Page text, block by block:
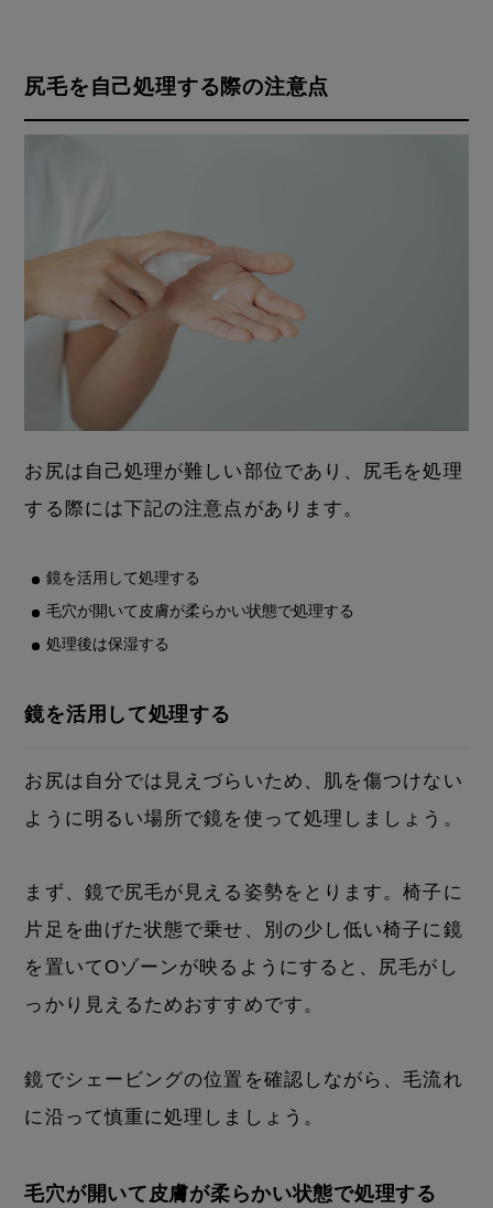
尻毛を自己処理する際の注意点
お尻は自己処理が難しい部位であり、尻毛を処理
する際には下記の注意点があります。
鏡を活用して処理する
毛穴が開いて皮膚が柔らかい状態で処理する
処理後は保湿する
鏡を活用して処理する
お尻は自分では見えづらいため、肌を傷つけない
ように明るい場所で鏡を使って処理しましょう。
まず、鏡で尻毛が見える姿勢をとります。椅子に
片足を曲げた状態で乗せ、別の少し低い椅子に鏡
を置いてOゾーンが映るようにすると、尻毛がし
っかり見えるためおすすめです。
鏡でシェービングの位置を確認しながら、毛流れ
に沿って慎重に処理しましょう。
毛穴が開いて皮膚が柔らかい状態で処理する